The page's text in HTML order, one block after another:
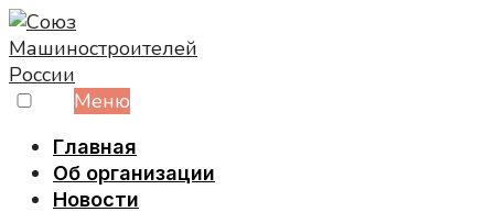
Skip
to
content
Меню
Главная
Об организации
Новости